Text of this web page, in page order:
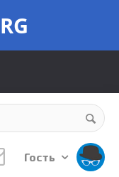
Гость